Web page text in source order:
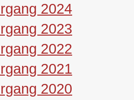
2024
2023
2022
2021
2020